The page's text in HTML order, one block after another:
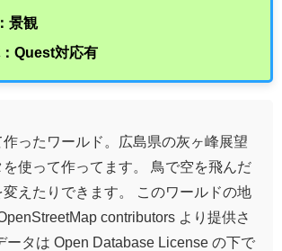
景観
Quest対応有
ったワールド。広島県の灰ヶ峰展望
使って作ってます。 鳥で空を飛んだ
変えたりできます。 このワールドの地
contributors より提供さ
ータは Open Database License の下で